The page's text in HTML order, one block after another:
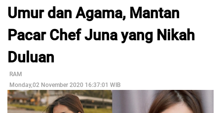
Umur dan Agama, Mantan
Pacar Chef Juna yang Nikah
Duluan
RAM
Monday,02 November 2020 16:37:01 WIB